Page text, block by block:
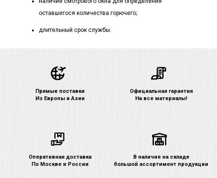
оставшегося количества горючего;
длительный срок службы.
Прямые поставки
Из Европы и Азии
Официальная гарантия
На все материалы!
Оперативная доставка
По Москве и России
В наличие на складе
большой ассортимент продукции